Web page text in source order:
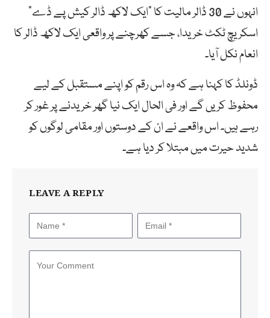
انہوں نے 30 ڈالر مالیت کا “ایک لاکھ ڈالر کیش پے ڈے”
اسکریچ ٹکٹ خریدا، جسے کھرچنے پر واقعی ایک لاکھ ڈالر کا
انعام نکل آیا۔
ڈونلڈ کا کہنا ہے کہ وہ اس رقم کو اپنے مستقبل کے لیے
محفوظ کریں گے اور فی الحال ایک نیا گھر خریدنے پر غور کر
رہے ہیں۔ اس واقعے نے ان کے دوستوں اور مقامی لوگوں کو
شدید حیرت میں مبتلا کر دیا ہے۔
LEAVE A REPLY